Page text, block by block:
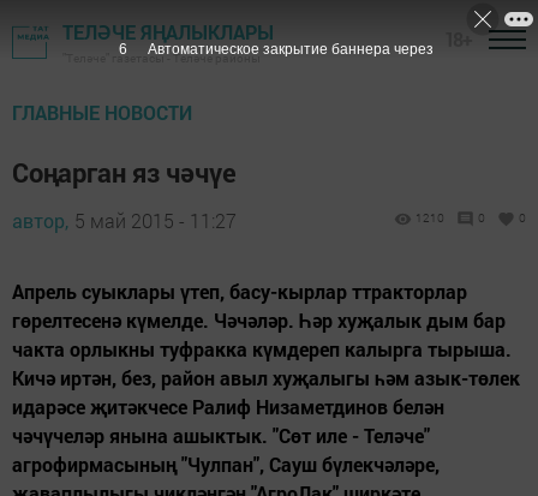
ТЕЛӘЧЕ ЯҢАЛЫКЛАРЫ
"Теләче" газетасы - Теләче районы
ГЛАВНЫЕ НОВОСТИ
Соңарган яз чәчүе
автор, 5 май 2015 - 11:27 1210 0 0
Апрель суыклары үтеп, басу-кырлар ттракторлар
гөрелтесенә күмелде. Чәчәләр. Һәр хуҗалык дым бар
чакта орлыкны туфракка күмдереп калырга тырыша.
Кичә иртән, без, район авыл хуҗалыгы һәм азык-төлек
идарәсе җитәкчесе Ралиф Низаметдинов белән
чәчүчеләр янына ашыктык. "Сөт иле - Теләче"
агрофирмасының "Чулпан", Сауш бүлекчәләре,
5 Автоматическое закрытие баннера через